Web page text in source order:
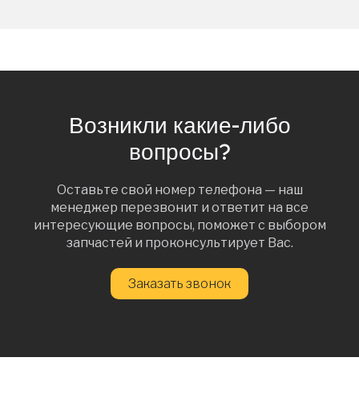
Возникли какие-либо
вопросы?
Оставьте свой номер телефона — наш
менеджер перезвонит и ответит на все
интересующие вопросы, поможет с выбором
запчастей и проконсультирует Вас.
Заказать звонок